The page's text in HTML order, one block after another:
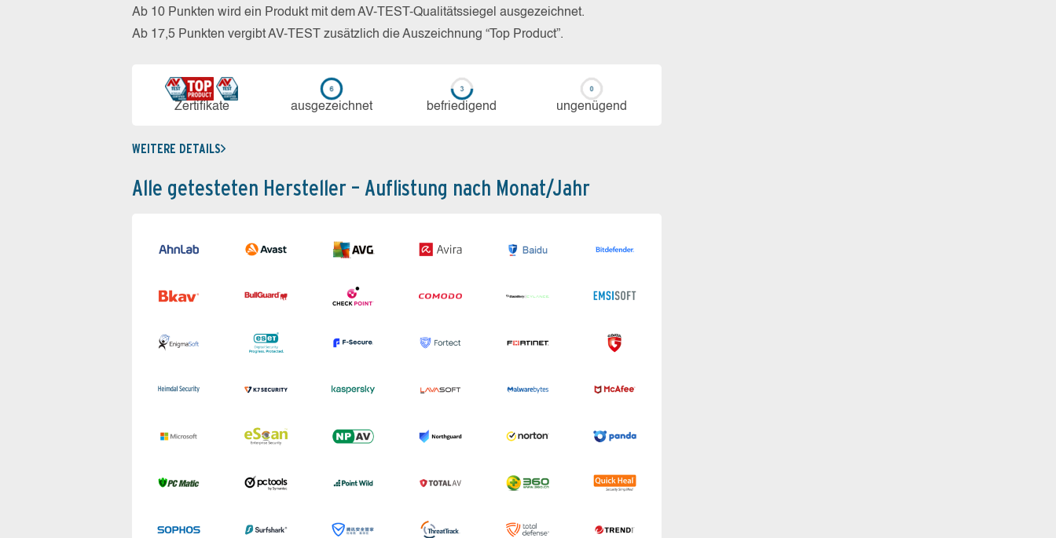
Ab 10 Punkten wird ein Produkt mit dem AV-TEST-Qualitätssiegel ausgezeichnet.
Ab 17,5 Punkten vergibt AV-TEST zusätzlich die Auszeichnung “Top Product”.
Zerti­fikate aus­ge­zeich­net be­frie­di­gend un­ge­nü­gend
WEITERE DETAILS
Alle getesteten Hersteller – Auflistung nach Monat/Jahr